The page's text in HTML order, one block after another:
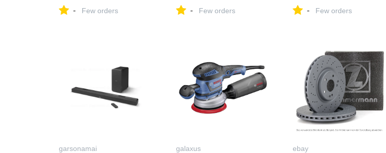
модель обладает ударным
- Few orders
звукосниматель для
- Few orders
баритон, 4-струнный,
- Few orders
garsonamai galaxus ebay